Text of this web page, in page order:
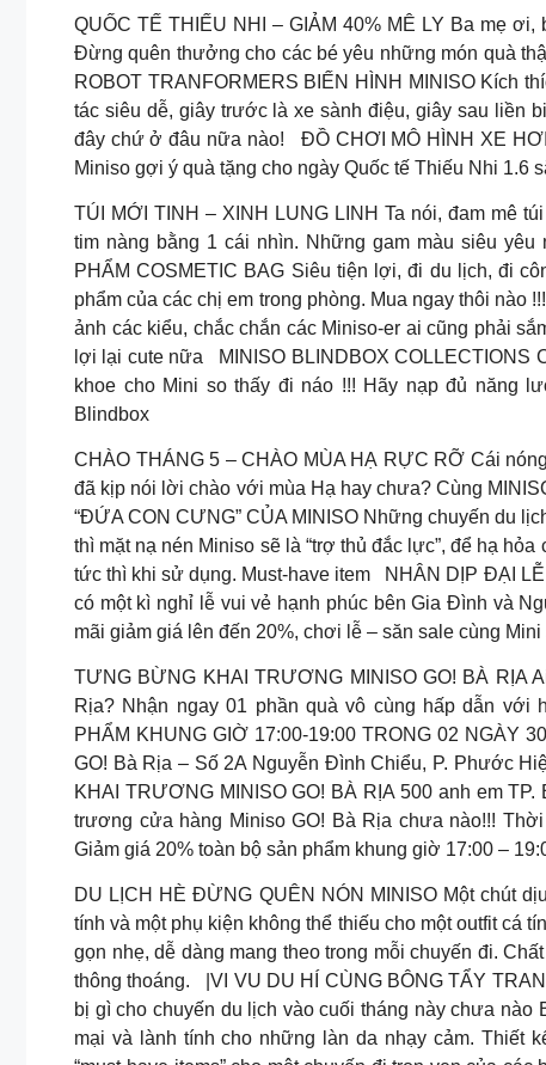
QUỐC TẾ THIẾU NHI – GIẢM 40% MÊ LY Ba mẹ
Đừng quên thưởng cho các bé yêu những món quà
ROBOT TRANFORMERS BIẾN HÌNH MINISO Kích
tác siêu dễ, giây trước là xe sành điệu, giây sau liền
đây chứ ở đâu nữa nào!
ĐỒ CHƠI MÔ HÌNH XE
Miniso gợi ý quà tặng cho ngày Quốc tế Thiếu Nhi 1.6
TÚI MỚI TINH – XINH LUNG LINH Ta nói, đam mê
tim nàng bằng 1 cái nhìn. Những gam màu siêu
PHẨM COSMETIC BAG Siêu tiện lợi, đi du lịch, đi
phẩm của các chị em trong phòng. Mua ngay thôi nào !!!
ảnh các kiểu, chắc chắn các Miniso-er ai cũng phải
lợi lại cute nữa
MINISO BLINDBOX COLLECTIONS
khoe cho Mini so thấy đi náo !!! Hãy nạp đủ năng
Blindbox
CHÀO THÁNG 5 – CHÀO MÙA HẠ RỰC RỠ Cái
đã kịp nói lời chào với mùa Hạ hay chưa? Cùng
“ĐỨA CON CƯNG” CỦA MINISO Những chuyến du
thì mặt nạ nén Miniso sẽ là “trợ thủ đắc lực”, để hạ
tức thì khi sử dụng. Must-have item
NHÂN DỊP ĐẠI
có một kì nghỉ lễ vui vẻ hạnh phúc bên Gia Đình và
mãi giảm giá lên đến 20%, chơi lễ – săn sale cùng Mini
TƯNG BỪNG KHAI TRƯƠNG MINISO GO! BÀ RỊA
Rịa? Nhận ngay 01 phần quà vô cùng hấp dẫn với
PHẨM KHUNG GIỜ 17:00-19:00 TRONG 02 NGÀY
GO! Bà Rịa – Số 2A Nguyễn Đình Chiểu, P. Phước
KHAI TRƯƠNG MINISO GO! BÀ RỊA 500 anh em
trương cửa hàng Miniso GO! Bà Rịa chưa nào!!!
Giảm giá 20% toàn bộ sản phẩm khung giờ 17:00 –
DU LỊCH HÈ ĐỪNG QUÊN NÓN MINISO Một chút
tính và một phụ kiện không thể thiếu cho một outfit cá
gọn nhẹ, dễ dàng mang theo trong mỗi chuyến đi.
thông thoáng.
|VI VU DU HÍ CÙNG BÔNG TẨY
bị gì cho chuyến du lịch vào cuối tháng này chưa nào
mại và lành tính cho những làn da nhạy cảm. Thiết